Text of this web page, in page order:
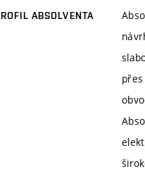
ABSOLVENTA